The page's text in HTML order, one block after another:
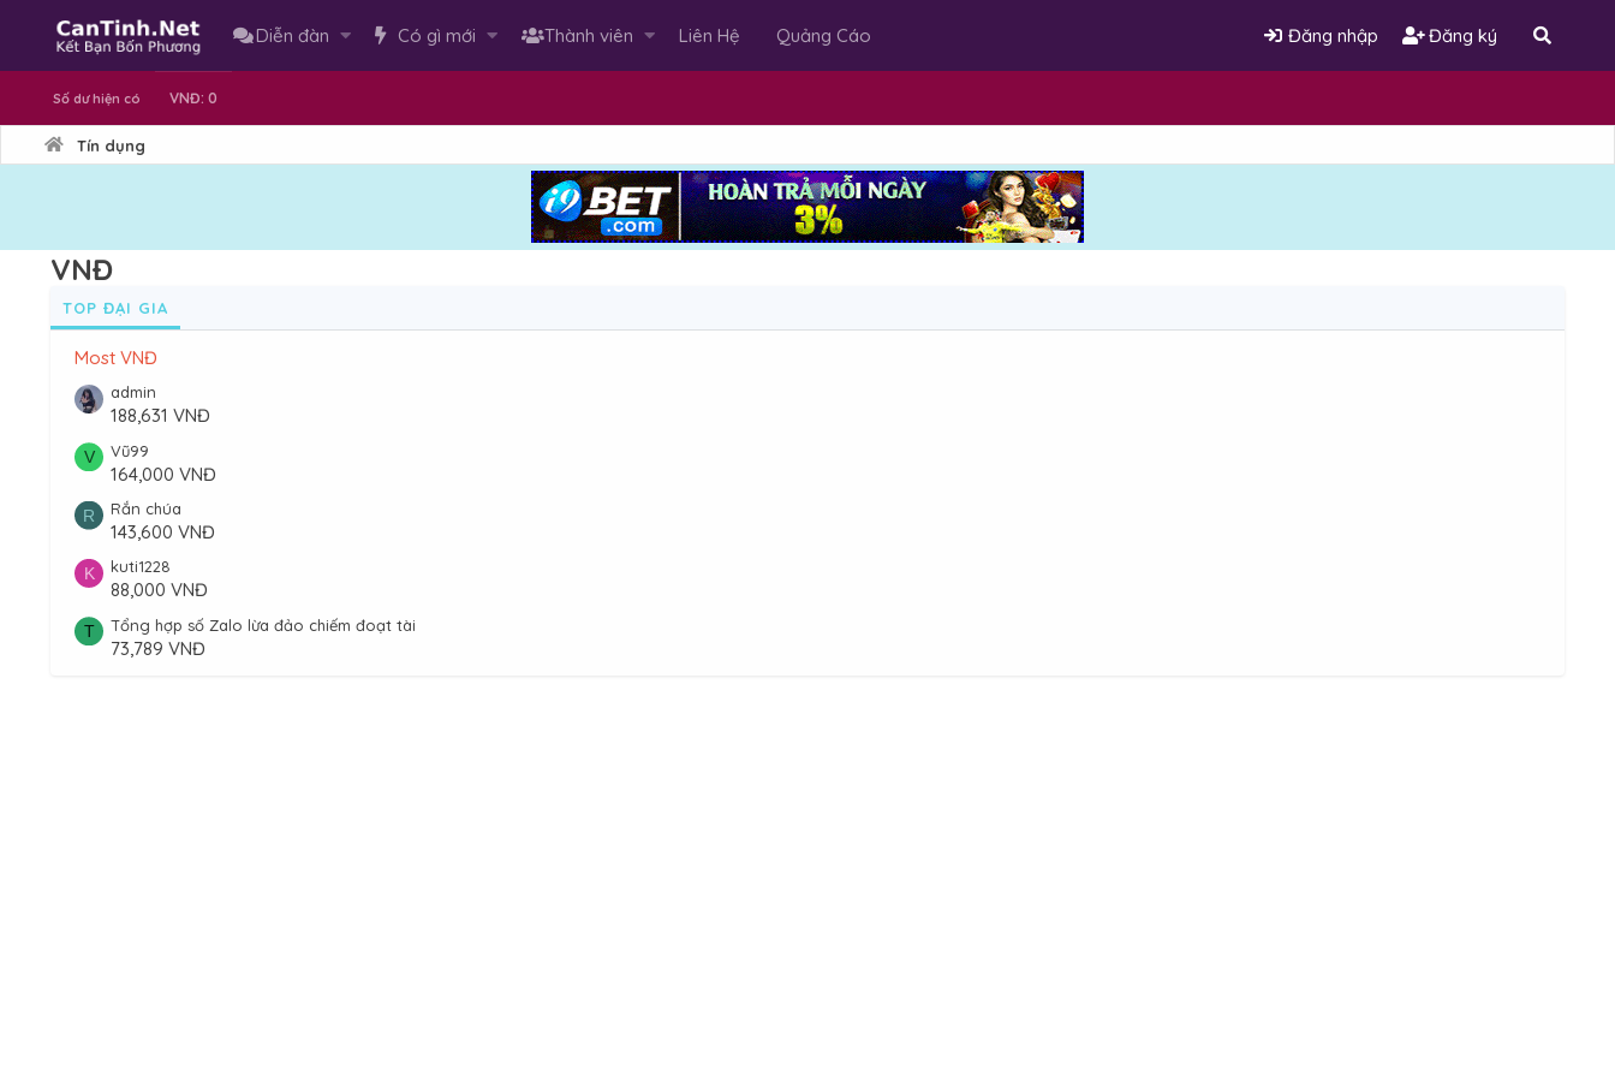
Diễn đàn Có gì mới Thành viên Liên Hệ Quảng Cáo Đăng nhập Đăng ký
Số dư hiện có VNĐ: 0
Tín dụng
VNĐ
TOP ĐẠI GIA
Most VNĐ
admin
188,631 VNĐ
V Vũ99
164,000 VNĐ
R Rắn chúa
143,600 VNĐ
K kuti1228
88,000 VNĐ
T Tổng hợp số Zalo lừa đảo chiếm đoạt tài
73,789 VNĐ